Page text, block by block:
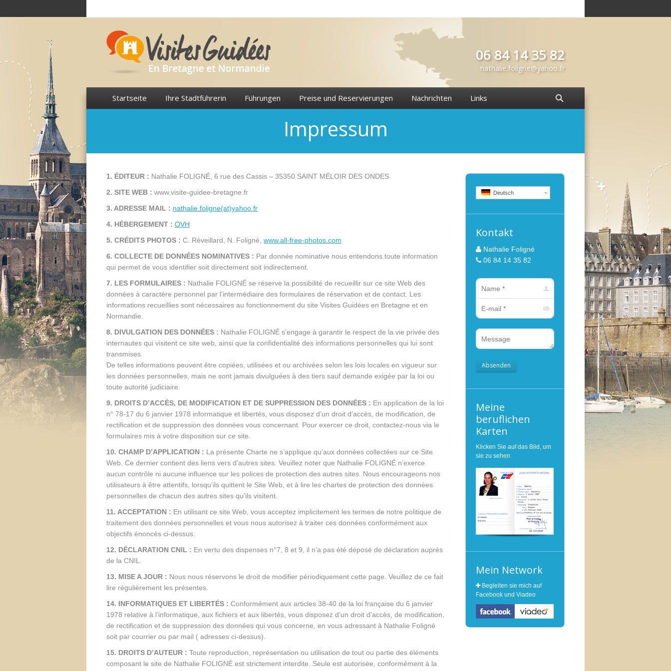
06 84 14 35 82
nathalie.foligne@yahoo.fr
Startseite Ihre Stadtführerin Führungen Preise und Reservierungen Nachrichten Links
Impressum
1. ÉDITEUR : Nathalie FOLIGNÉ, 6 rue des Cassis – 35350 SAINT MÉLOIR DES ONDES
2. SITE WEB : www.visite-guidee-bretagne.fr
3. ADRESSE MAIL : nathalie.foligne(at)yahoo.fr
4. HÉBERGEMENT : OVH
5. CRÉDITS PHOTOS : C. Réveillard, N. Foligné, www.all-free-photos.com
6. COLLECTE DE DONNÉES NOMINATIVES : Par donnée nominative nous entendons toute information
qui permet de vous identifier soit directement soit indirectement.
7. LES FORMULAIRES : Nathalie FOLIGNÉ se réserve la possibilité de recueillir sur ce site Web des
données à caractère personnel par l’intermédiaire des formulaires de réservation et de contact. Les
informations recueillies sont nécessaires au fonctionnement du site Visites Guidées en Bretagne et en
Normandie.
8. DIVULGATION DES DONNÉES : Nathalie FOLIGNÉ s’engage à garantir le respect de la vie privée des
internautes qui visitent ce site web, ainsi que la confidentialité des informations personnelles qui lui sont
transmises.
De telles informations peuvent être copiées, utilisées et ou archivées selon les lois locales en vigueur sur
les données personnelles, mais ne sont jamais divulguées à des tiers sauf demande exigée par la loi ou
toute autorité judiciaire.
9. DROITS D’ACCÈS, DE MODIFICATION ET DE SUPPRESSION DES DONNÉES : En application de la loi
n° 78-17 du 6 janvier 1978 informatique et libertés, vous disposez d’un droit d’accès, de modification, de
rectification et de suppression des données vous concernant. Pour exercer ce droit, contactez-nous via le
formulaires mis à votre disposition sur ce site.
10. CHAMP D’APPLICATION : La présente Charte ne s’applique qu’aux données collectées sur ce Site
Web. Ce dernier contient des liens vers d’autres sites. Veuillez noter que Nathalie FOLIGNÉ n’exerce
aucun contrôle ni aucune influence sur les polices de protection des autres sites. Nous encourageons nos
utilisateurs à être attentifs, lorsqu’ils quittent le Site Web, et à lire les chartes de protection des données
personnelles de chacun des autres sites qu’ils visitent.
11. ACCEPTATION : En utilisant ce site Web, vous acceptez implicitement les termes de notre politique de
traitement des données personnelles et vous nous autorisez à traiter ces données conformément aux
objectifs énoncés ci-dessus.
12. DÉCLARATION CNIL : En vertu des dispenses n°7, 8 et 9, il n’a pas été déposé de déclaration auprès
de la CNIL.
13. MISE A JOUR : Nous nous réservons le droit de modifier périodiquement cette page. Veuillez de ce fait
lire régulièrement les présentes.
14. INFORMATIQUES ET LIBERTÉS : Conformément aux articles 38-40 de la loi française du 6 janvier
1978 relative à l’informatique, aux fichiers et aux libertés, vous disposez d’un droit d’accès, de modification,
de rectification et de suppression des données qui vous concerne, en vous adressant à Nathalie Foligné
soit par courrier ou par mail ( adresses ci-dessus).
15. DROITS D’AUTEUR : Toute reproduction, représentation ou utilisation de tout ou partie des éléments
composant le site de Nathalie FOLIGNÉ est strictement interdite. Seule est autorisée, conformément à la
Deutsch
Kontakt
Nathalie Foligné
06 84 14 35 82
Name *
Message
Absenden
Meine
beruflichen
Karten
Klicken Sie auf das Bild, um
sie zu sehen
Mein Network
Begleiten sie mich auf
Facebook und Viadeo